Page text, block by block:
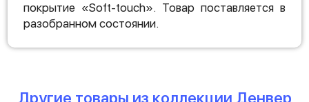
покрытие «Soft-touch». Товар поставляется в
разобранном состоянии.
Другие товары из коллекции Денвер